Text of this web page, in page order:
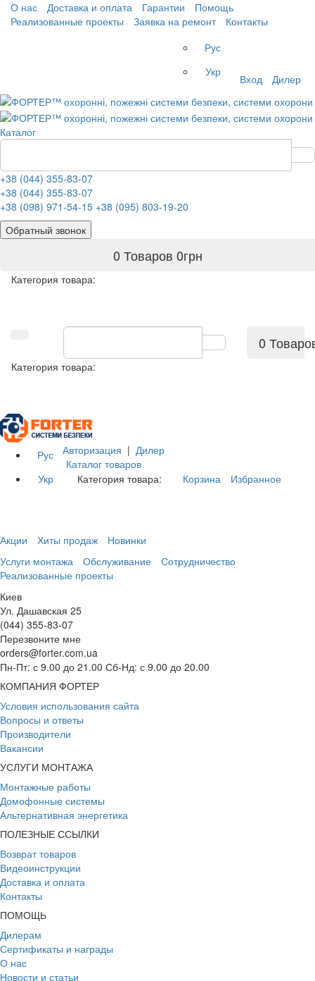
О нас Доставка и оплата Гарантии
Помощь
Реализованные проекты
Заявка на ремонт
Контакты
Рус
Укр
Вход Дилер
Каталог
+38 (044) 355-83-07
+38 (044) 355-83-07
+38 (098) 971-54-15 +38 (095) 803-19-20
Обратный звонок
0 Товаров 0грн
Категория товара:
0
Категория товара:
Рус
Укр
Авторизация | Дилер
Каталог товаров
Категория товара:
Корзина Избранное
Акции Хиты продаж
Новинки
Услуги монтажа
Обслуживание
Сотрудничество
Реализованные проекты
Киев
Ул. Дашавская 25
(044) 355-83-07
Перезвоните мне
orders@forter.com.ua
Пн-Пт: с 9.00 до 21.00 Сб-Нд: с 9.00 до 20.00
КОМПАНИЯ ФОРТЕР
Условия использования сайта
Вопросы и ответы
Производители
Вакансии
УСЛУГИ МОНТАЖА
Монтажные работы
Домофонные системы
Альтернативная энергетика
ПОЛЕЗНЫЕ ССЫЛКИ
Возврат товаров
Видеоинструкции
Доставка и оплата
Контакты
ПОМОЩЬ
Дилерам
Сертификаты и награды
О нас
Новости и статьи